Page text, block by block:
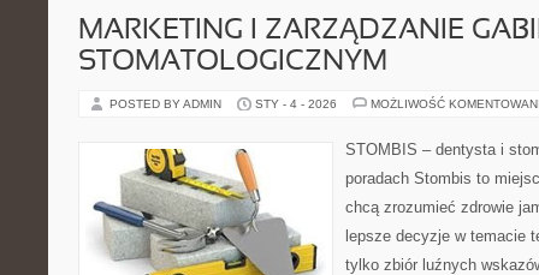
MARKETING I ZARZĄDZANIE
STOMATOLOGICZNYM
POSTED BY ADMIN STY - 4 - 2026 MOŻLIWOŚĆ
STOMBIS – dentysta i
poradach Stombis to
chcą zrozumieć zdrowie
lepsze decyzje w temacie
tylko zbiór luźnych